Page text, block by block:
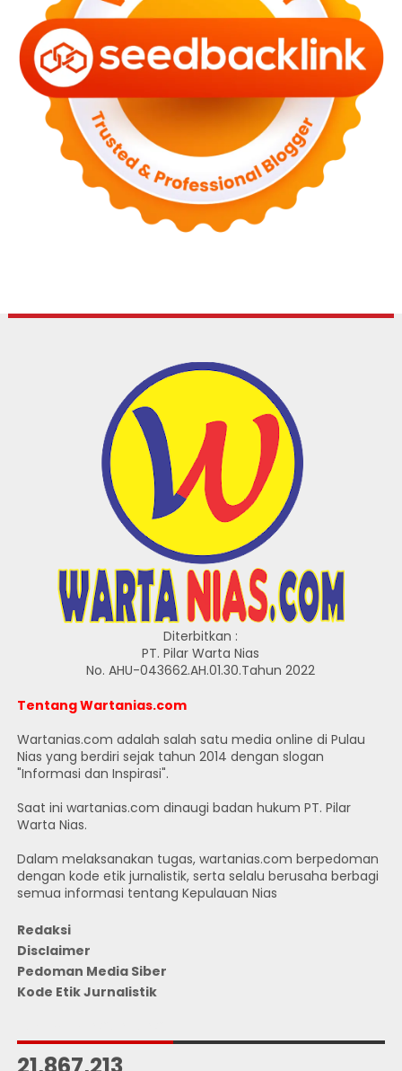
Diterbitkan :
PT. Pilar Warta Nias
No. AHU-043662.AH.01.30.Tahun 2022
Tentang Wartanias.com
Wartanias.com adalah salah satu media online di Pulau
Nias yang berdiri sejak tahun 2014 dengan slogan
"Informasi dan Inspirasi".
Saat ini wartanias.com dinaugi badan hukum PT. Pilar
Warta Nias.
Dalam melaksanakan tugas, wartanias.com berpedoman
dengan kode etik jurnalistik, serta selalu berusaha berbagi
semua informasi tentang Kepulauan Nias
Redaksi
Disclaimer
Pedoman Media Siber
Kode Etik Jurnalistik